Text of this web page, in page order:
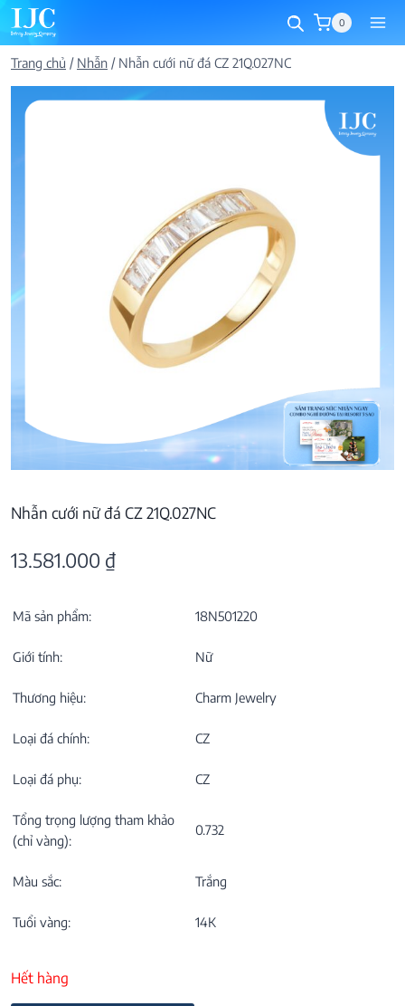
Skip
to
content
0
Trang chủ / Nhẫn / Nhẫn cưới nữ đá CZ 21Q.027NC
Nhẫn cưới nữ đá CZ 21Q.027NC
13.581.000 ₫
Mã sản phẩm: 18N501220
Giới tính: Nữ
Thương hiệu: Charm Jewelry
Loại đá chính: CZ
Loại đá phụ: CZ
Tổng trọng lượng tham khảo
(chỉ vàng):
0.732
Màu sắc: Trắng
Tuổi vàng: 14K
Hết hàng